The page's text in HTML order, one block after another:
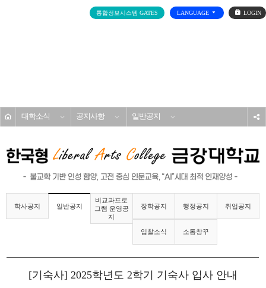
통합정보시스템 GATES LANGUAGE
로
그
대학소식 공지사항 일반공지
학사공지 일반공지
비교과프로
그램 운영공
지
장학공지 행정공지 취업공지
입찰소식 소통창꾸
[기숙사] 2025학년도 2학기 기숙사 입사 안내